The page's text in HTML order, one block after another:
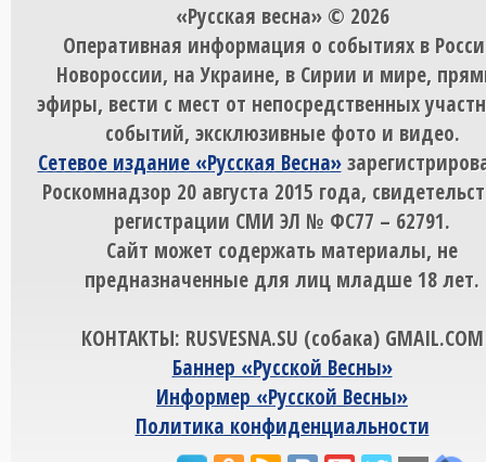
«Русская весна» © 2026
Оперативная информация о событиях в
Новороссии, на Украине, в Сирии и мире,
эфиры, вести с мест от непосредственных
событий, эксклюзивные фото и видео.
Сетевое издание «Русская Весна»
Роскомнадзор 20 августа 2015 года,
регистрации СМИ ЭЛ № ФС77 – 62791.
Сайт может содержать материалы, не
предназначенные для лиц младше 18 лет.
КОНТАКТЫ: RUSVESNA.SU (собака) GMAIL.COM
Баннер «Русской Весны»
Информер «Русской Весны»
Политика конфиденциальности